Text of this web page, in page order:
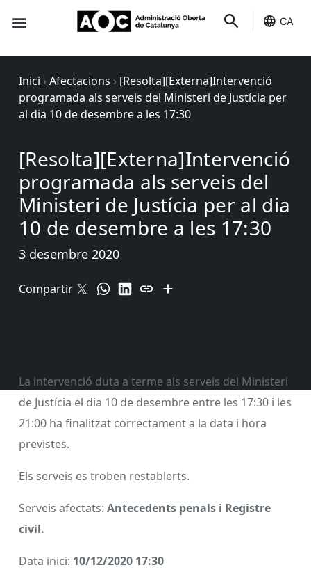
CA
Inici › Afectacions › [Resolta][Externa]Intervenció
programada als serveis del Ministeri de Justícia per
al dia 10 de desembre a les 17:30
[Resolta][Externa]Intervenció
programada als serveis del
Ministeri de Justícia per al dia
10 de desembre a les 17:30
3 desembre 2020
Compartir
La intervenció duta a terme als serveis del Ministeri
de Justícia el dia 10 de desembre entre les 17:30 i les
21:00 ha finalitzat correctament a la data i hora
previstes.
Els serveis es troben restablerts.
Serveis afectats: Antecedents penals i Registre
civil.
Data inici: 10/12/2020 17:30